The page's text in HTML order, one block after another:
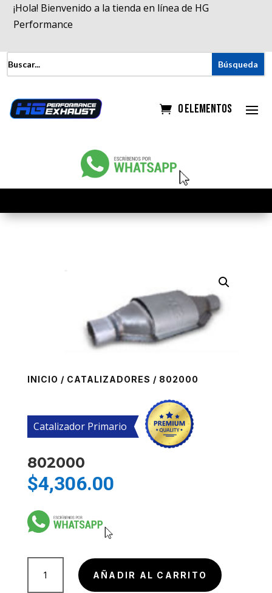
¡Hola! Bienvenido a la tienda en línea de HG
Performance
0 elementos
INICIO / CATALIZADORES / 802000
Catalizador Primario
802000
$4,306.00
cantidad
AÑADIR AL CARRITO